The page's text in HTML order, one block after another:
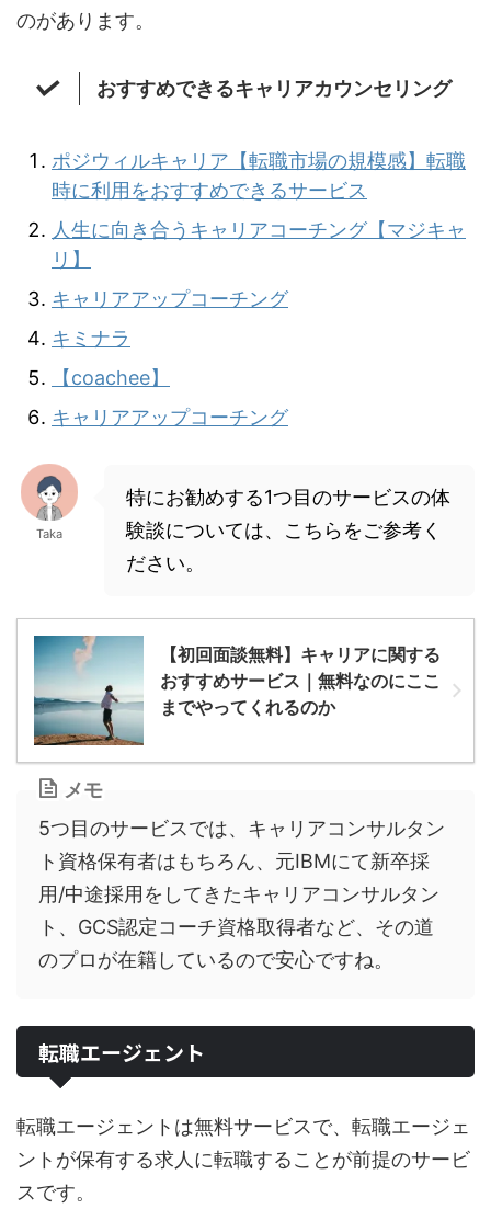
のがあります。
おすすめできるキャリアカウンセリング
ポジウィルキャリア 【転職市場の規模感】転職
時に利用をおすすめできるサービス
人生に向き合うキャリアコーチング【マジキャ
リ】
キャリアアップコーチング
キミナラ
【coachee】
キャリアアップコーチング
Taka
特にお勧めする1つ目のサービスの体
験談については、こちらをご参考く
ださい。
【初回面談無料】キャリアに関する
おすすめサービス｜無料なのにここ
までやってくれるのか
メモ
5つ目のサービスでは、キャリアコンサルタン
ト 資格保有者はもちろん、元IBMにて新卒採
用/中途採用をしてきたキャリアコンサルタン
ト、GCS認定コーチ資格取得者など、その道
のプロが在籍しているので安心ですね。
転職エージェント
転職エージェントは無料サービスで、転職エージェ
ントが保有する求人に転職することが前提のサービ
スです。